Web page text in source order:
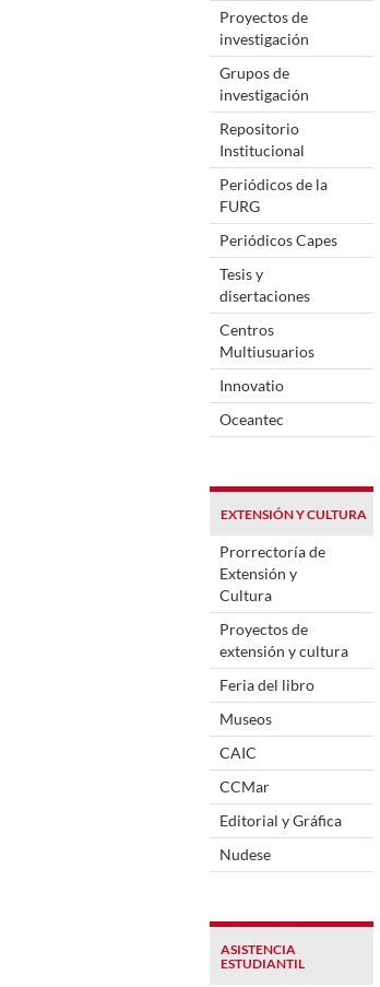
Proyectos de
investigación
Grupos de
investigación
Repositorio
Institucional
Periódicos de la
FURG
Periódicos Capes
Tesis y
disertaciones
Centros
Multiusuarios
Innovatio
Oceantec
EXTENSIÓN Y CULTURA
Prorrectoría de
Extensión y
Cultura
Proyectos de
extensión y cultura
Feria del libro
Museos
CAIC
CCMar
Editorial y Gráfica
Nudese
ASISTENCIA
ESTUDIANTIL